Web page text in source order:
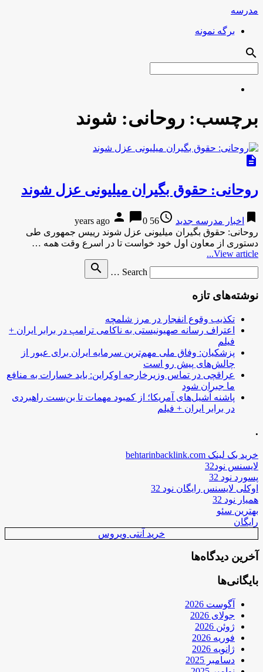
مدرسه
برگه نمونه
search
برچسب: روحانی: شوند
description
روحانی: حقوق بگیران میلیونی عزل شوند
bookmark اخبار مدرسه جدید access_time
56 years ago
person chat_bubble0
روحانی: حقوق بگیران میلیونی عزل شوند رییس جمهوری طی
دستوری از معاون اول خود خواست تا در اسرع وقت همه …
View article...
Search …
search
نوشته‌های تازه
تکذیب وقوع انفجار در مرز شلمچه
اعتراف رسانه صهیونیستی به ناکامی ترامپ در برابر ایران +
فیلم
پزشکیان: وفاق ملی مهم‌ترین سرمایه ایران برای عبور از
چالش‌های پیش رو است
عراقچی در تماس وزیرخارجه اوکراین: باید خسارات به منافع
ما جبران شود
پاشنه آشیل‌های آمریکا؛ از کمبود مهمات تا بن‌بست راهبردی
در برابر ایران + فیلم
.
خرید بک لینک behtarinbacklink.com
لایسنس نود32
پسورد نود 32
اوکلی لایسنس رایگان نود 32
همیار نود 32
بهترین سئو
رایگان
خرید آنتی ویروس
آخرین دیدگاه‌ها
بایگانی‌ها
آگوست 2026
جولای 2026
ژوئن 2026
فوریه 2026
ژانویه 2026
دسامبر 2025